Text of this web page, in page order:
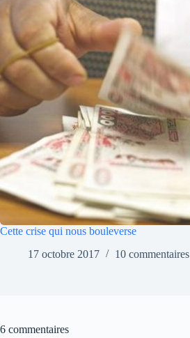
Cette crise qui nous bouleverse
17 octobre 2017
10 commentaires
6 commentaires